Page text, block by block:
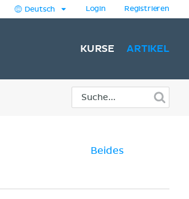
Deutsch Login Registrieren
KURSE ARTIKEL
Beides